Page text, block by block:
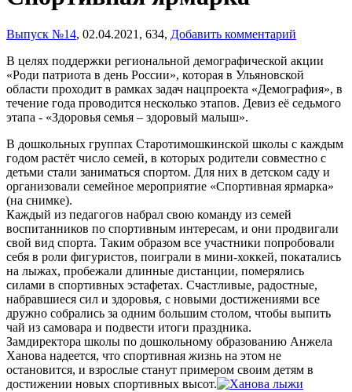
Выпуск №14, 02.04.2021, 634, Добавить комментарий
В целях поддержки региональной демографической акции
«Роди патриота в день России», которая в Ульяновской
области проходит в рамках задач нацпроекта «Демография», в
течение года проводится несколько этапов. Девиз её седьмого
этапа - «Здоровья семья – здоровый малыш».
В дошкольных группах Старотимошкинской школы с каждым
годом растёт число семей, в которых родители совместно с
детьми стали заниматься спортом. Для них в детском саду и
организовали семейное мероприятие «Спортивная ярмарка»
(на снимке).
Каждый из педагогов набрал свою команду из семей
воспитанников по спортивным интересам, и они продвигали
свой вид спорта. Таким образом все участники попробовали
себя в роли фигуристов, поиграли в мини-хоккей, покатались
на лыжах, пробежали длинные дистанции, померялись
силами в спортивных эстафетах. Счастливые, радостные,
набравшиеся сил и здоровья, с новыми достижениями все
дружно собрались за одним большим столом, чтобы выпить
чай из самовара и подвести итоги праздника.
Замдиректора школы по дошкольному образованию Анжела
Ханова надеется, что спортивная жизнь на этом не
остановится, и взрослые станут примером своим детям в
достижении новых спортивных высот.